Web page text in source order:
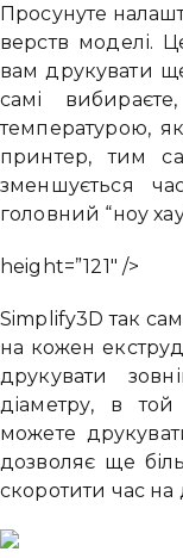
Просунуте
верств моделі.
вам друкувати
самі
температурою,
принтер, тим
зменшується
головний “ноу
height=”121″ />
Simplify3D так
на кожен
друкувати
діаметру, в
можете
дозволяє ще
скоротити час на